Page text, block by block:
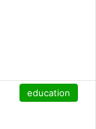
education